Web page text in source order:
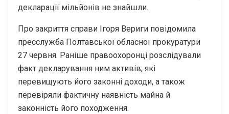
декларації мільйонів не знайшли.
Про закриття справи Ігоря Вериги повідомила
пресслужба Полтавської обласної прокуратури
27 червня. Раніше правоохоронці розслідували
факт декларування ним активів, які
перевищують його законні доходи, а також
перевіряли фактичну наявність майна й
законність його походження.